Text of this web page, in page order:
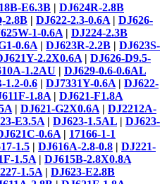
E6.3B | DJ624R-2.8B
2.8B | DJ622-2.3-0.6A | DJ626-
1-0.6A | DJ224-2.3B
0.6A | DJ623R-2.2B | DJ623S-
2.2X0.6A | DJ626-D9.5-
1.2AU | DJ629-0.6-0.6AL
1.2-0.6 | DJ7331Y-0.6A | DJ622-
1.8A | DJ621-F1.8A
| DJ621-G2X0.6A | DJ2212A-
E3.5A | DJ623-1.5AL | DJ623-
0.6A | 17166-1-1
1.5 | DJ616A-2.8-0.8 | DJ221-
1.5A | DJ615B-2.8X0.8A
1.5A | DJ623-E2.8B